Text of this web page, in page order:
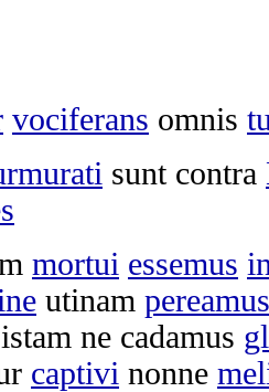
vociferans omnis
sunt contra
mortui essemus
utinam pereamus
istam ne cadamus
captivi nonne